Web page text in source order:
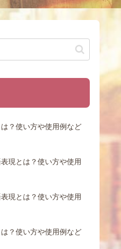
は？使い方や使用例など
現とは？使い方や使用
現とは？使い方や使用
は？使い方や使用例など